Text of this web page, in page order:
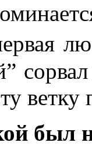
ветку
был